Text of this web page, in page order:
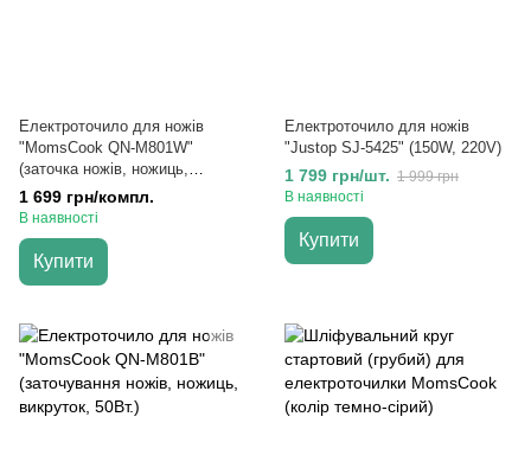
Електроточило для ножів
"MomsCook QN-M801W"
(заточка ножів, ножиць,
викруток, 50 Вт.)
1 699 грн/компл.
В наявності
Купити
Електроточило для ножів
"Justop SJ-5425" (150W, 220V)
1 799 грн/шт. 1 999 грн
В наявності
Купити